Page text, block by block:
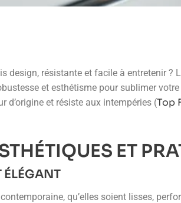
design, résistante et facile à entretenir
et esthétisme pour sublimer
d’origine et résiste aux intempéries (Top
ET
ÉLÉGANT
qu’elles soient lisses,